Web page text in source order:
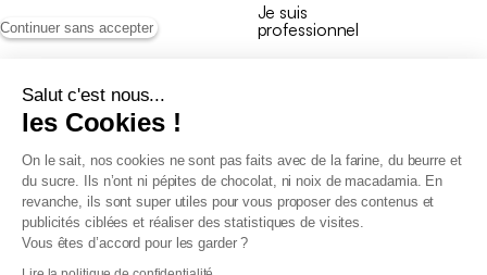
Continuer sans accepter
Salut c'est nous...
les Cookies !
On le sait, nos cookies ne sont pas faits avec de la farine, du beurre et
du sucre. Ils n’ont ni pépites de chocolat, ni noix de macadamia. En
revanche, ils sont super utiles pour vous proposer des contenus et
publicités ciblées et réaliser des statistiques de visites.
Vous êtes d’accord pour les garder ?
Je suis
professionnel
Conditions générales de vente
Conditions générales du programme de fidélité
Charte de données personnelles
Conditions générales de vente Pro
Déclaration d’accessibilité